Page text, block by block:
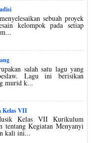
sebuah proyek
kelompok pada setiap
salah satu lagu yang
Lagu ini berisikan
murid k...
Kelas VII
Kelas VII Kurikulum
tentang Kegiatan Menyanyi
kali ini...